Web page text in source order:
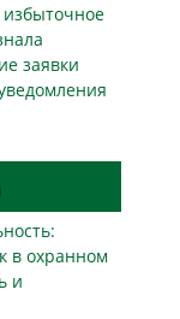
заявки
в охранном
и